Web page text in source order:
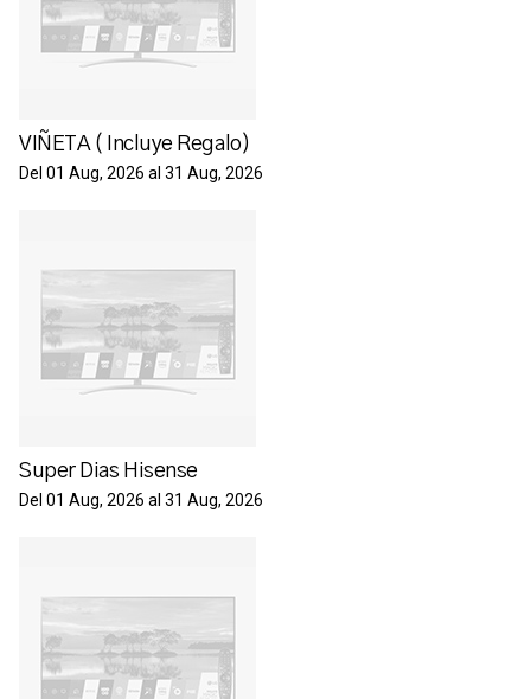
VIÑETA ( Incluye Regalo)
Del 01 Aug, 2026 al 31 Aug, 2026
Super Dias Hisense
Del 01 Aug, 2026 al 31 Aug, 2026